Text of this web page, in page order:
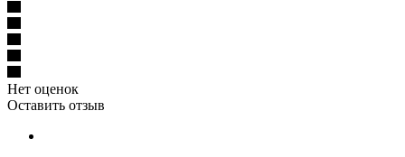
Нет оценок
Оставить отзыв